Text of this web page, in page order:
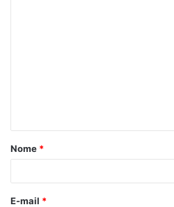
á
r
Nome *
E-mail *